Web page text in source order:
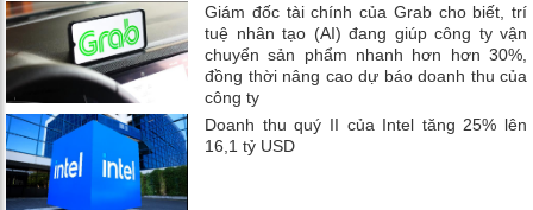
Giám đốc tài chính của Grab cho biết, trí
tuệ nhân tạo (AI) đang giúp công ty vận
chuyển sản phẩm nhanh hơn hơn 30%,
đồng thời nâng cao dự báo doanh thu của
công ty
Doanh thu quý II của Intel tăng 25% lên
16,1 tỷ USD